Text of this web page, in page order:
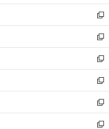
ウ
ィ
ン
ド
ウ
で
開
く
し
い
ウ
ィ
ン
ド
ウ
で
開
く
新
し
い
ウ
ィ
ン
ド
ウ
で
開
く
新
し
い
ウ
ィ
ン
ド
ウ
で
新
し
い
ウ
ィ
ン
ド
新
し
い
ウ
ィ
新
し
い
新